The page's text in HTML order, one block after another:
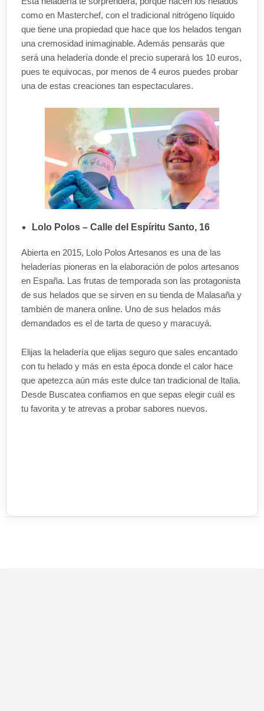
como en Masterchef, con el tradicional nitrógeno líquido
que tiene una propiedad que hace que los helados tengan
una cremosidad inimaginable. Además pensarás que
será una heladería donde el precio superará los 10 euros,
pues te equivocas, por menos de 4 euros puedes probar
una de estas creaciones tan espectaculares.
Lolo Polos – Calle del Espíritu Santo, 16
Abierta en 2015, Lolo Polos Artesanos es una de las
heladerías pioneras en la elaboración de polos artesanos
en España. Las frutas de temporada son las protagonista
de sus helados que se sirven en su tienda de Malasaña y
también de manera online. Uno de sus helados más
demandados es el de tarta de queso y maracuyá.
Elijas la heladería que elijas seguro que sales encantado
con tu helado y más en esta época donde el calor hace
que apetezca aún más este dulce tan tradicional de Italia.
Desde Buscatea confiamos en que sepas elegir cuál es
tu favorita y te atrevas a probar sabores nuevos.